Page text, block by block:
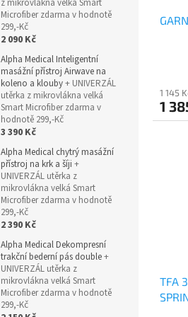
z mikrovlákna velká Smart
Microfiber zdarma v hodnotě
299,-Kč
2 090 Kč
Alpha Medical Inteligentní
masážní přístroj Airwave na
koleno a klouby+ UNIVERZÁL
utěrka z mikrovlákna velká
Smart Microfiber zdarma v
hodnotě 299,-Kč
3 390 Kč
Alpha Medical chytrý masážní
přístroj na krk a šíji +
UNIVERZÁL utěrka z
mikrovlákna velká Smart
Microfiber zdarma v hodnotě
299,-Kč
2 390 Kč
Alpha Medical Dekompresní
trakční bederní pás double+
UNIVERZÁL utěrka z
mikrovlákna velká Smart
Microfiber zdarma v hodnotě
299,-Kč
1 145
1
TFA